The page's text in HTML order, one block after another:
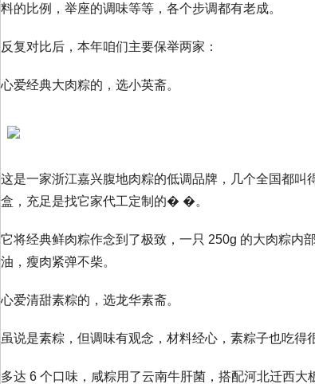
料的比例，举座的调味等等，各个步调都有老成。
反复对比后，本年咱们主要保举两家：
心爱经典大肉粽的，选小英斋。
这是一家浙江嘉兴腹地肉粽的低调品牌，几个全国都
盒，充足是找它家代工定制的� �。
它将经典鲜肉粽作念到了极致，一只 250g 的大肉粽内
油，瘦肉紧弹不柴。
心爱清甜素粽的，选龙华素斋。
虽说是素粽，但调味有观念，材料经心，素粽子也吃得
多达 6 个口味，咸粽用了云南牛肝菌，搭配河北迁西